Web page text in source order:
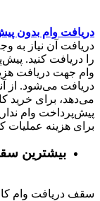
دریافت وام بدون
دریافت آن نیاز به
را دریافت کنید.
وام جهت دریافت
دریافت می‌شود. از
می‌دهد، برای خرید
پیش‌پرداخت وام
برای هزینه
بیشترین
سقف دریافت وام